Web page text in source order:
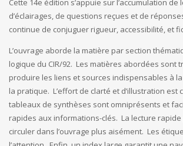
Cette 14e édition s’appuie sur l’accumulation de
d’éclairages, de questions reçues et de
continue de conjuguer rigueur, accessibilité, et
L’ouvrage aborde la matière par section
logique du CIR/92. Les matières abordées sont
produire les liens et sources indispensables à
la pratique. L’effort de clarté et d’illustration est
tableaux de synthèses sont omniprésents et
rapides aux informations-clés. La lecture
circuler dans l’ouvrage plus aisément. Les